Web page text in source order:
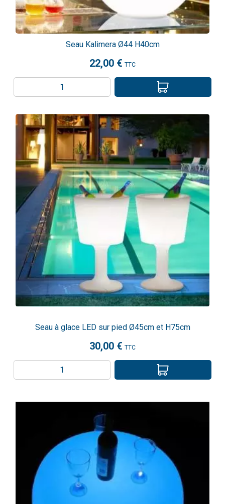
Seau Kalimera Ø44 H40cm
22,00 € TTC
Seau à glace LED sur pied Ø45cm et H75cm
30,00 € TTC